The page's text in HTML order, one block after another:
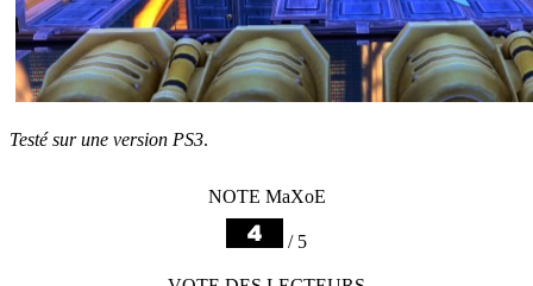
Testé sur une version PS3.
NOTE MaXoE
/ 5